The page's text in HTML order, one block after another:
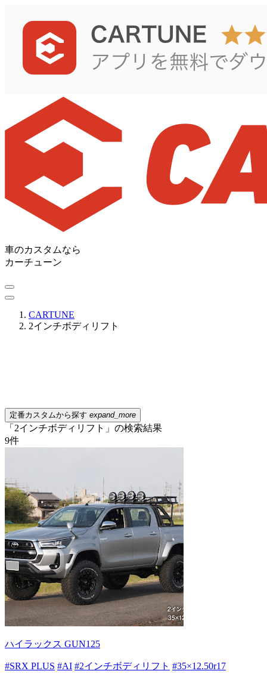
車のカスタムなら
カーチューン
CARTUNE
2インチボディリフト
定番カスタムから探す expand_more
「2インチボディリフト」の検索結果
9件
ハイラックス GUN125
#SRX PLUS #AI #2インチボディリフト #35×12.50r17